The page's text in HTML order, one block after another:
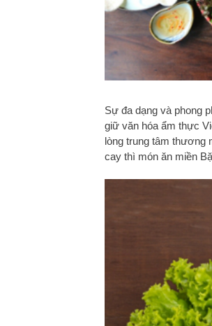
Sự đa dạng và phong
giữ văn hóa ẩm thực
lòng trung tâm thương
cay thì món ăn miền